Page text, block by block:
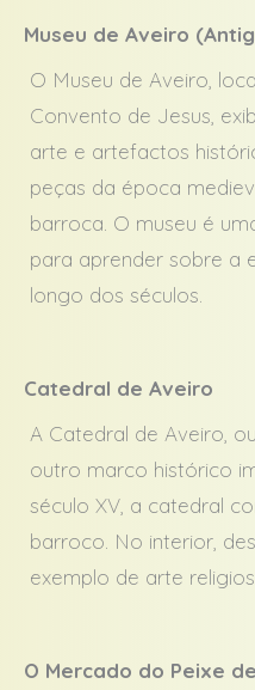
Museu de Aveiro
O Museu de Aveiro,
Convento de Jesus,
arte e artefactos
peças da época
barroca. O museu é
para aprender sobre a
longo dos séculos.
Catedral de Aveiro
A Catedral de Aveiro,
outro marco histórico
século XV, a catedral
barroco. No interior,
exemplo de arte
O Mercado do Peixe